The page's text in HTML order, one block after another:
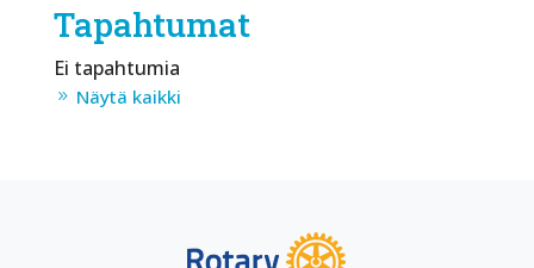
Tapahtumat
Ei tapahtumia
Näytä kaikki